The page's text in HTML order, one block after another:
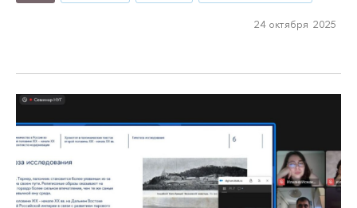
24 октября 2025